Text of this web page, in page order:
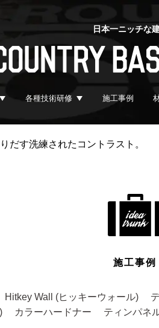
日本一ニッチな
各種技術研修 施工事例
だす洗練されたコントラスト。
施工事例
Hitkey Wall (ヒッキーウォール)
カラーハードナー ティンパネ